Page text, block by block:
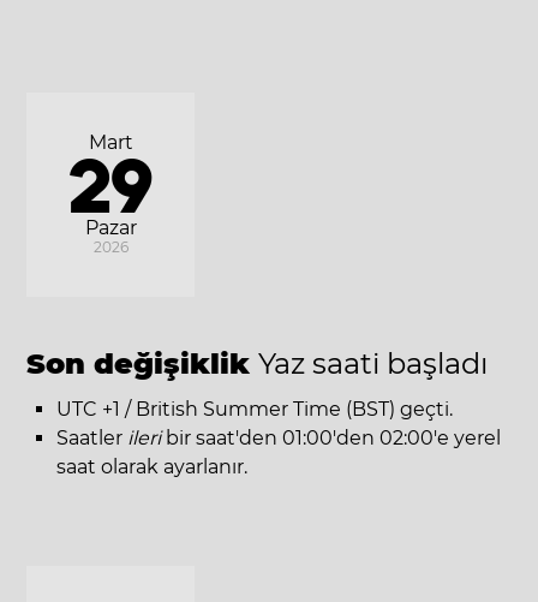
Pazar
Mart
29
2026
Son değişiklikYaz saati başladı
UTC +1 / British Summer Time (BST) geçti.
Saatler ileribir saat'den 01:00'den 02:00'e yerel
saat olarak ayarlanır.